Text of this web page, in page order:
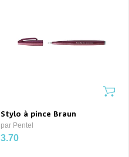
Stylo à pince Braun
par Pentel
3.70